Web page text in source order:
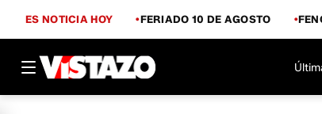
ES NOTICIA HOY FERIADO 10 DE AGOSTO